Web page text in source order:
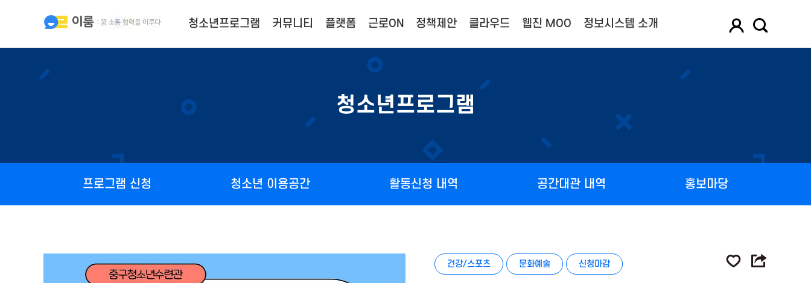
청소년프로그램 커뮤니티 플랫폼 근로ON 정책제안 클라우드 웹진 MOO 정보시스템 소개
청소년프로그램
프로그램 신청 청소년 이용공간 활동신청 내역 공간대관 내역 홍보마당
건강/스포츠 문화예술 신청마감